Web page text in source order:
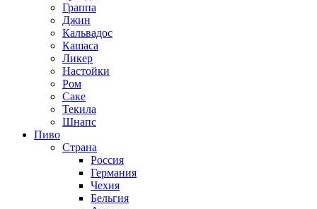
Граппа
Джин
Кальвадос
Кашаса
Ликер
Настойки
Ром
Саке
Текила
Шнапс
Пиво
Страна
Россия
Германия
Чехия
Бельгия